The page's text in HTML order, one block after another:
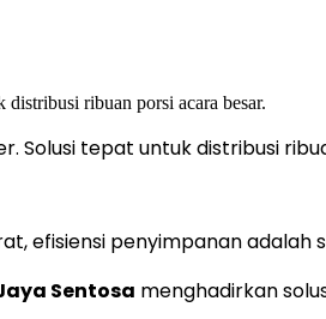
Solusi tepat untuk distribusi
efisiensi penyimpanan adalah
Sentosa menghadirkan